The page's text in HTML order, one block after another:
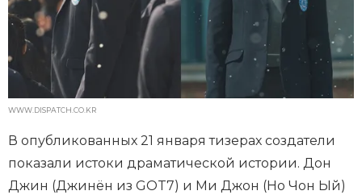
WWW.DISPATCH.CO.KR
В опубликованных 21 января тизерах создатели
показали истоки драматической истории. Дон
Джин (Джинён из GOT7) и Ми Джон (Но Чон Ый)